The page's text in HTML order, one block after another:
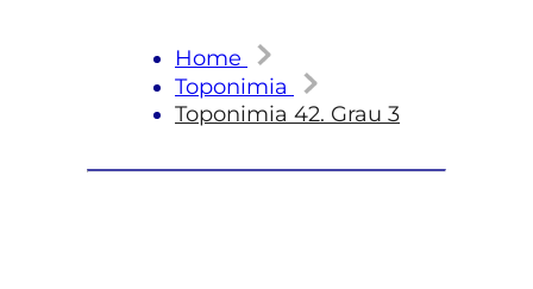
Home
Toponimia
Toponimia 42. Grau 3